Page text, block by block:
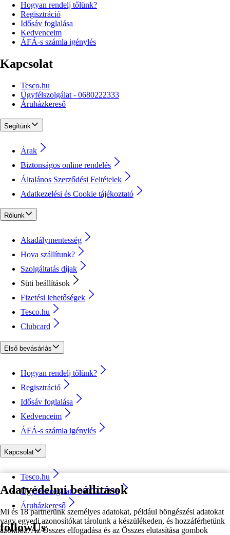
Adatvédelmi beállítások
Mi és 18 partnerünk személyes adatokat, például böngészési adatokat
vagy egyedi azonosítókat tárolunk a készülékeden, és hozzáférhetünk
azokhoz. Az Összes elfogadása és az Összes elutasítása gombok
Hogyan rendelj tőlünk?
Regisztráció
Idősáv foglalása
Kedvenceim
ÁFÁ-s számla igénylés
Kapcsolat
Tesco.hu
Ügyfélszolgálat - 0680222333
Áruházkereső
Segítünk
Árak
Biztonságos online rendelés
Általános Szerződési Feltételek
Adatkezelési és Cookie tájékoztató
Rólunk
Akadálymentesség
Hova szállítunk?
Szolgáltatás díjak
Süti beállítások
Fizetési lehetőségek
Tesco.hu
Clubcard
Első bevásárlás
Hogyan rendelj tőlünk?
Regisztráció
Idősáv foglalása
Kedvenceim
ÁFÁ-s számla igénylés
Kapcsolat
Tesco.hu
Ügyfélszolgálat - 0680222333
Áruházkereső
followUs